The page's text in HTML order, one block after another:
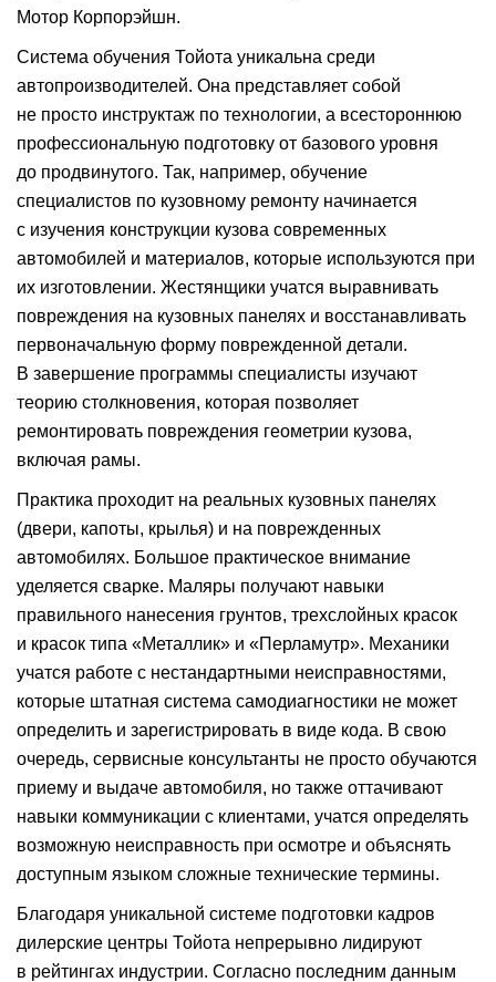
Мотор Корпорэйшн.
Система обучения Тойота уникальна среди
автопроизводителей. Она представляет собой
не просто инструктаж по технологии, а всестороннюю
профессиональную подготовку от базового уровня
до продвинутого. Так, например, обучение
специалистов по кузовному ремонту начинается
с изучения конструкции кузова современных
автомобилей и материалов, которые используются при
их изготовлении. Жестянщики учатся выравнивать
повреждения на кузовных панелях и восстанавливать
первоначальную форму поврежденной детали.
В завершение программы специалисты изучают
теорию столкновения, которая позволяет
ремонтировать повреждения геометрии кузова,
включая рамы.
Практика проходит на реальных кузовных панелях
(двери, капоты, крылья) и на поврежденных
автомобилях. Большое практическое внимание
уделяется сварке. Маляры получают навыки
правильного нанесения грунтов, трехслойных красок
и красок типа «Металлик» и «Перламутр». Механики
учатся работе с нестандартными неисправностями,
которые штатная система самодиагностики не может
определить и зарегистрировать в виде кода. В свою
очередь, сервисные консультанты не просто обучаются
приему и выдаче автомобиля, но также оттачивают
навыки коммуникации с клиентами, учатся определять
возможную неисправность при осмотре и объяснять
доступным языком сложные технические термины.
Благодаря уникальной системе подготовки кадров
дилерские центры Тойота непрерывно лидируют
в рейтингах индустрии. Согласно последним данным